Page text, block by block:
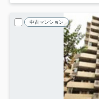
中古マンション